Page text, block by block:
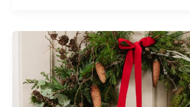
de
Noël
naturelle